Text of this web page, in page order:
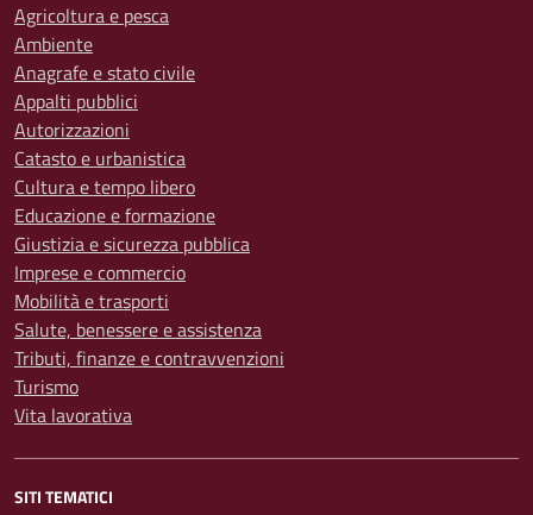
Agricoltura e pesca
Ambiente
Anagrafe e stato civile
Appalti pubblici
Autorizzazioni
Catasto e urbanistica
Cultura e tempo libero
Educazione e formazione
Giustizia e sicurezza pubblica
Imprese e commercio
Mobilità e trasporti
Salute, benessere e assistenza
Tributi, finanze e contravvenzioni
Turismo
Vita lavorativa
SITI TEMATICI